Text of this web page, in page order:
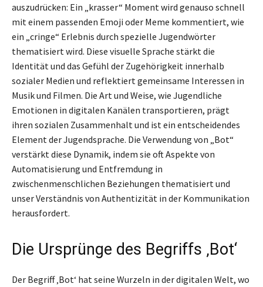
auszudrücken: Ein „krasser“ Moment wird genauso schnell
mit einem passenden Emoji oder Meme kommentiert, wie
ein „cringe“ Erlebnis durch spezielle Jugendwörter
thematisiert wird. Diese visuelle Sprache stärkt die
Identität und das Gefühl der Zugehörigkeit innerhalb
sozialer Medien und reflektiert gemeinsame Interessen in
Musik und Filmen. Die Art und Weise, wie Jugendliche
Emotionen in digitalen Kanälen transportieren, prägt
ihren sozialen Zusammenhalt und ist ein entscheidendes
Element der Jugendsprache. Die Verwendung von „Bot“
verstärkt diese Dynamik, indem sie oft Aspekte von
Automatisierung und Entfremdung in
zwischenmenschlichen Beziehungen thematisiert und
unser Verständnis von Authentizität in der Kommunikation
herausfordert.
Die Ursprünge des Begriffs ‚Bot‘
Der Begriff ‚Bot‘ hat seine Wurzeln in der digitalen Welt, wo